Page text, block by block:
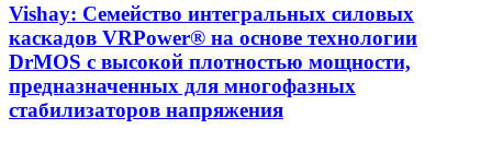
Vishay: Семейство интегральных силовых
каскадов VRPower® на основе технологии
DrMOS с высокой плотностью мощности,
предназначенных для многофазных
стабилизаторов напряжения